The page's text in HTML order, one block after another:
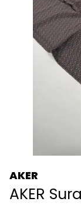
AKER
AKER